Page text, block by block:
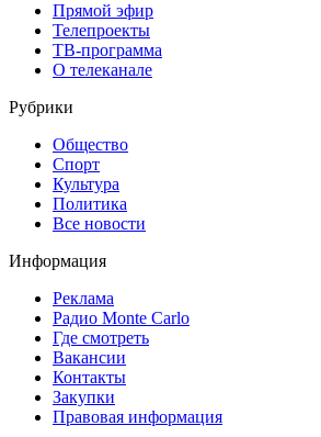
Прямой эфир
Телепроекты
ТВ-программа
О телеканале
Рубрики
Общество
Спорт
Культура
Политика
Все новости
Информация
Реклама
Радио Monte Carlo
Где смотреть
Вакансии
Контакты
Закупки
Правовая информация